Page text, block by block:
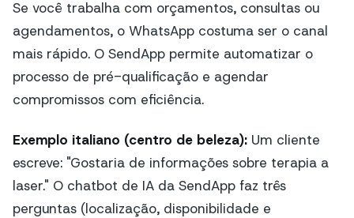
Se você trabalha com orçamentos, consultas ou
agendamentos, o WhatsApp costuma ser o canal
mais rápido. O SendApp permite automatizar o
processo de pré-qualificação e agendar
compromissos com eficiência.
Exemplo italiano (centro de beleza): Um cliente
escreve: "Gostaria de informações sobre terapia a
laser." O chatbot de IA da SendApp faz três
perguntas (localização, disponibilidade e